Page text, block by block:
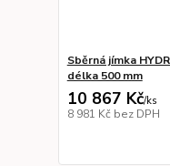
Sběrná jímka
délka 500 mm
10 867 Kč/ks
8 981 Kč bez DPH